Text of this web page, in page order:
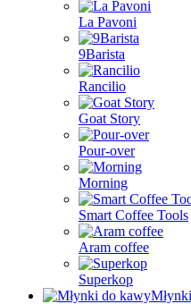
La Pavoni
9Barista
Rancilio
Goat Story
Pour-over
Morning
Smart Coffee Tools
Aram coffee
Superkop